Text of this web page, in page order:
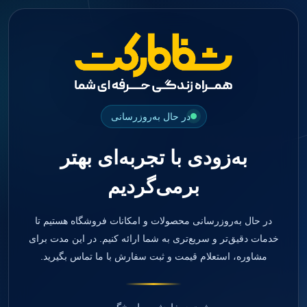
در حال به‌روزرسانی
به‌زودی با تجربه‌ای بهتر
برمی‌گردیم
در حال به‌روزرسانی محصولات و امکانات فروشگاه هستیم تا
خدمات دقیق‌تر و سریع‌تری به شما ارائه کنیم. در این مدت برای
مشاوره، استعلام قیمت و ثبت سفارش با ما تماس بگیرید.
جستجو
Impression Coping
صفحه اصلی
دندانپزشکی
مواد ترمیمی
کامپوزیت
کامپوزیت فلو
اسید اچ
باندینگ
بلیچینگ